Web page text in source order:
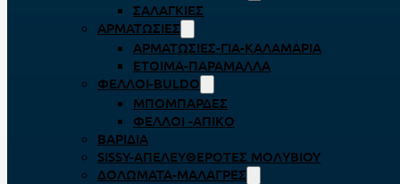
ΣΑΛΑΓΚΙΈΣ
ΑΡΜΑΤΩΣΙΈΣ
ΑΡΜΑΤΩΣΙΈΣ-ΓΙΑ-ΚΑΛΑΜΆΡΙΑ
ΈΤΟΙΜΑ-ΠΑΡΆΜΑΛΛΑ
ΦΕΛΛΟΊ-BULDO
ΜΠΟΜΠΆΡΔΕΣ
ΦΕΛΛΟΊ -ΑΠΊΚΟ
ΒΑΡΊΔΙΑ
SISSY-ΑΠΕΛΕΥΘΕΡΟΤΈΣ ΜΟΛΥΒΙΟΎ
ΔΟΛΏΜΑΤΑ-ΜΑΛΆΓΡΕΣ